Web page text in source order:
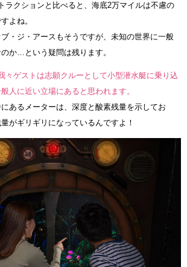
ラクションと比べると、海底2万マイルは不慮の
よね。
・ジ・アースもそうですが、未知の世界に一般
か…という疑問は残ります。
々ゲストは志願クルーとして小型潜水艇に乗り込
人に近い立場にあると思われます。
あるメーターは、深度と酸素残量を示してお
がギリギリになっているんですよ！